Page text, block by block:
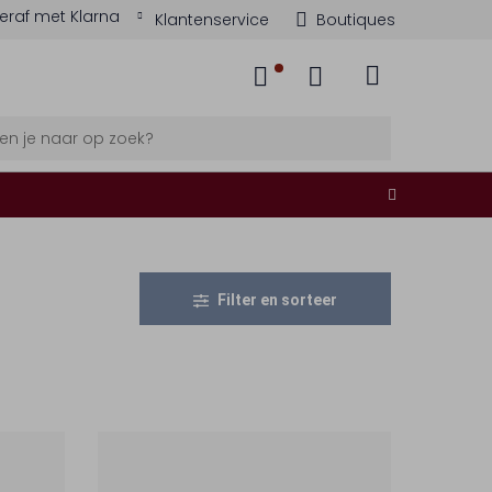
met Klarna Klantenservice Boutiques
Filter en sorteer